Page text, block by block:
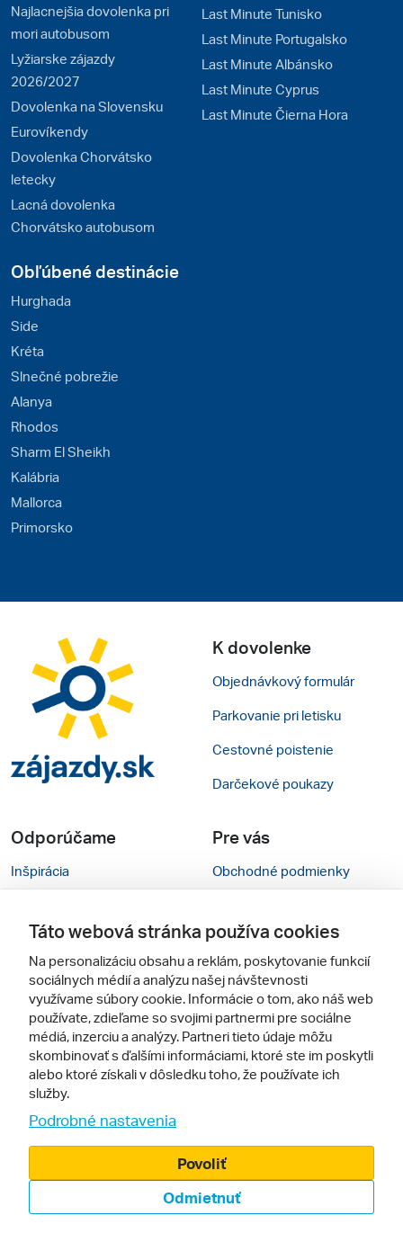
Najlacnejšia dovolenka pri
mori autobusom
Lyžiarske zájazdy
2026/2027
Dovolenka na Slovensku
Eurovíkendy
Dovolenka Chorvátsko
letecky
Lacná dovolenka
Chorvátsko autobusom
Last Minute Tunisko
Last Minute Portugalsko
Last Minute Albánsko
Last Minute Cyprus
Last Minute Čierna Hora
Obľúbené destinácie
Hurghada
Side
Kréta
Slnečné pobrežie
Alanya
Rhodos
Sharm El Sheikh
Kalábria
Mallorca
Primorsko
K dovolenke
Objednávkový formulár
Parkovanie pri letisku
Cestovné poistenie
Darčekové poukazy
Odporúčame
Inšpirácia
Cestovné kancelárie
Zájezdy.cz
Pre vás
Obchodné podmienky
Nastavenie cookies
Mobilná verzia webu
Sledujte nás
© 2005 - 2026, Zájazdy.sk,
Táto webová stránka používa cookies
Na personalizáciu obsahu a reklám, poskytovanie funkcií
sociálnych médií a analýzu našej návštevnosti
využívame súbory cookie. Informácie o tom, ako náš web
používate, zdieľame so svojimi partnermi pre sociálne
médiá, inzerciu a analýzy. Partneri tieto údaje môžu
skombinovať s ďalšími informáciami, ktoré ste im poskytli
alebo ktoré získali v dôsledku toho, že používate ich
služby.
Podrobné nastavenia
Odmietnuť
Povoliť